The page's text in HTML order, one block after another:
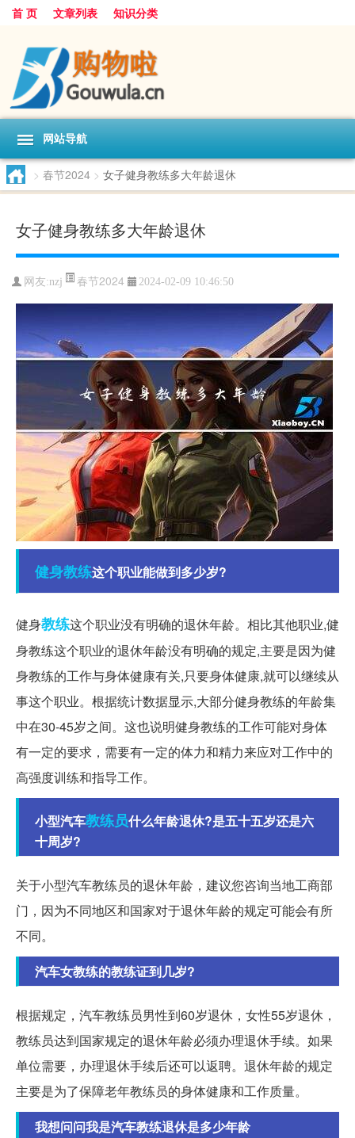
首 页 文章列表 知识分类
网站导航
> 春节2024 > 女子健身教练多大年龄退休
女子健身教练多大年龄退休
网友:nzj 春节2024 2024-02-09 10:46:50
健身教练这个职业能做到多少岁?
健身教练这个职业没有明确的退休年龄。相比其他职业,健
身教练这个职业的退休年龄没有明确的规定,主要是因为健
身教练的工作与身体健康有关,只要身体健康,就可以继续从
事这个职业。根据统计数据显示,大部分健身教练的年龄集
中在30-45岁之间。这也说明健身教练的工作可能对身体
有一定的要求，需要有一定的体力和精力来应对工作中的
高强度训练和指导工作。
小型汽车教练员什么年龄退休?是五十五岁还是六
十周岁?
关于小型汽车教练员的退休年龄，建议您咨询当地工商部
门，因为不同地区和国家对于退休年龄的规定可能会有所
不同。
汽车女教练的教练证到几岁?
根据规定，汽车教练员男性到60岁退休，女性55岁退休，
教练员达到国家规定的退休年龄必须办理退休手续。如果
单位需要，办理退休手续后还可以返聘。退休年龄的规定
主要是为了保障老年教练员的身体健康和工作质量。
我想问问我是汽车教练退休是多少年龄